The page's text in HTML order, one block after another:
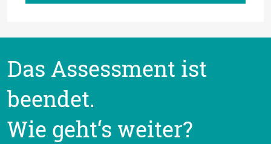
Das Assessment ist
beendet.
Wie geht‘s weiter?